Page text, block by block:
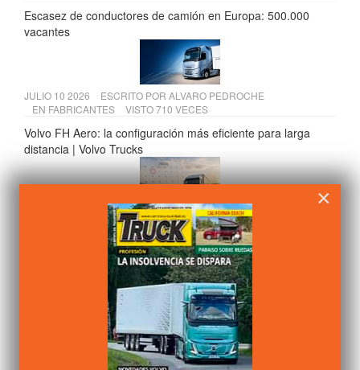
Escasez de conductores de camión en Europa: 500.000
vacantes
JULIO 10 2026 ESCRITO POR ALVARO PEDROCHE
EN FABRICANTES VISTO 710 VECES
Volvo FH Aero: la configuración más eficiente para larga
distancia | Volvo Trucks
ESCRITO PORCAMIÓN ACTUALIDAD
LEGISLACIÓN VISTO 665 VECES
Tres cambios clave para el transporte de mercancías desde
ESCRITO PORALVARO PEDROCHE
FABRICANTES VISTO 665 VECES
×